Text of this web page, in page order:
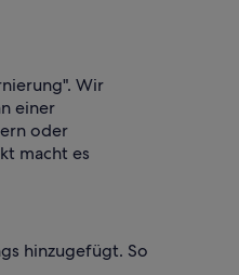
Wir
einer
oder
macht es
hinzugefügt. So